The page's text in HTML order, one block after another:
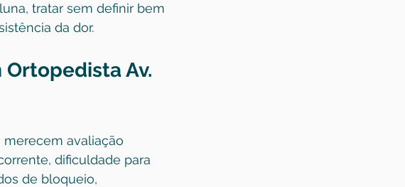
tratar sem definir bem
da dor.
Av.
avaliação
dificuldade para
de bloqueio,